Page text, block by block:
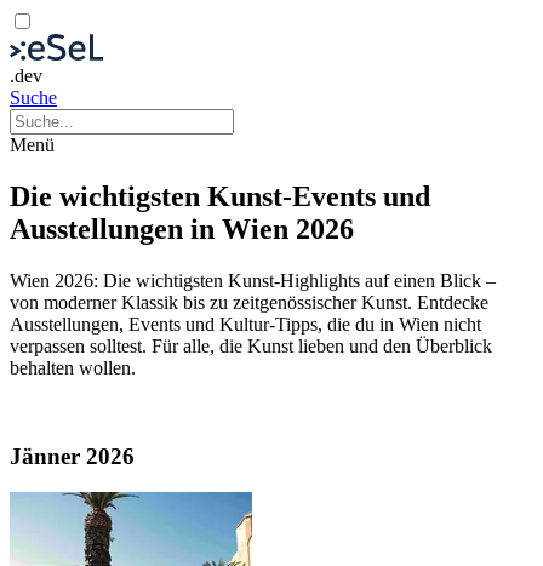
.dev
Suche
Menü
Die wichtigsten Kunst-Events und
Ausstellungen in Wien 2026
Wien 2026: Die wichtigsten Kunst-Highlights auf einen Blick –
von moderner Klassik bis zu zeitgenössischer Kunst. Entdecke
Ausstellungen, Events und Kultur-Tipps, die du in Wien nicht
verpassen solltest. Für alle, die Kunst lieben und den Überblick
behalten wollen.
Jänner 2026